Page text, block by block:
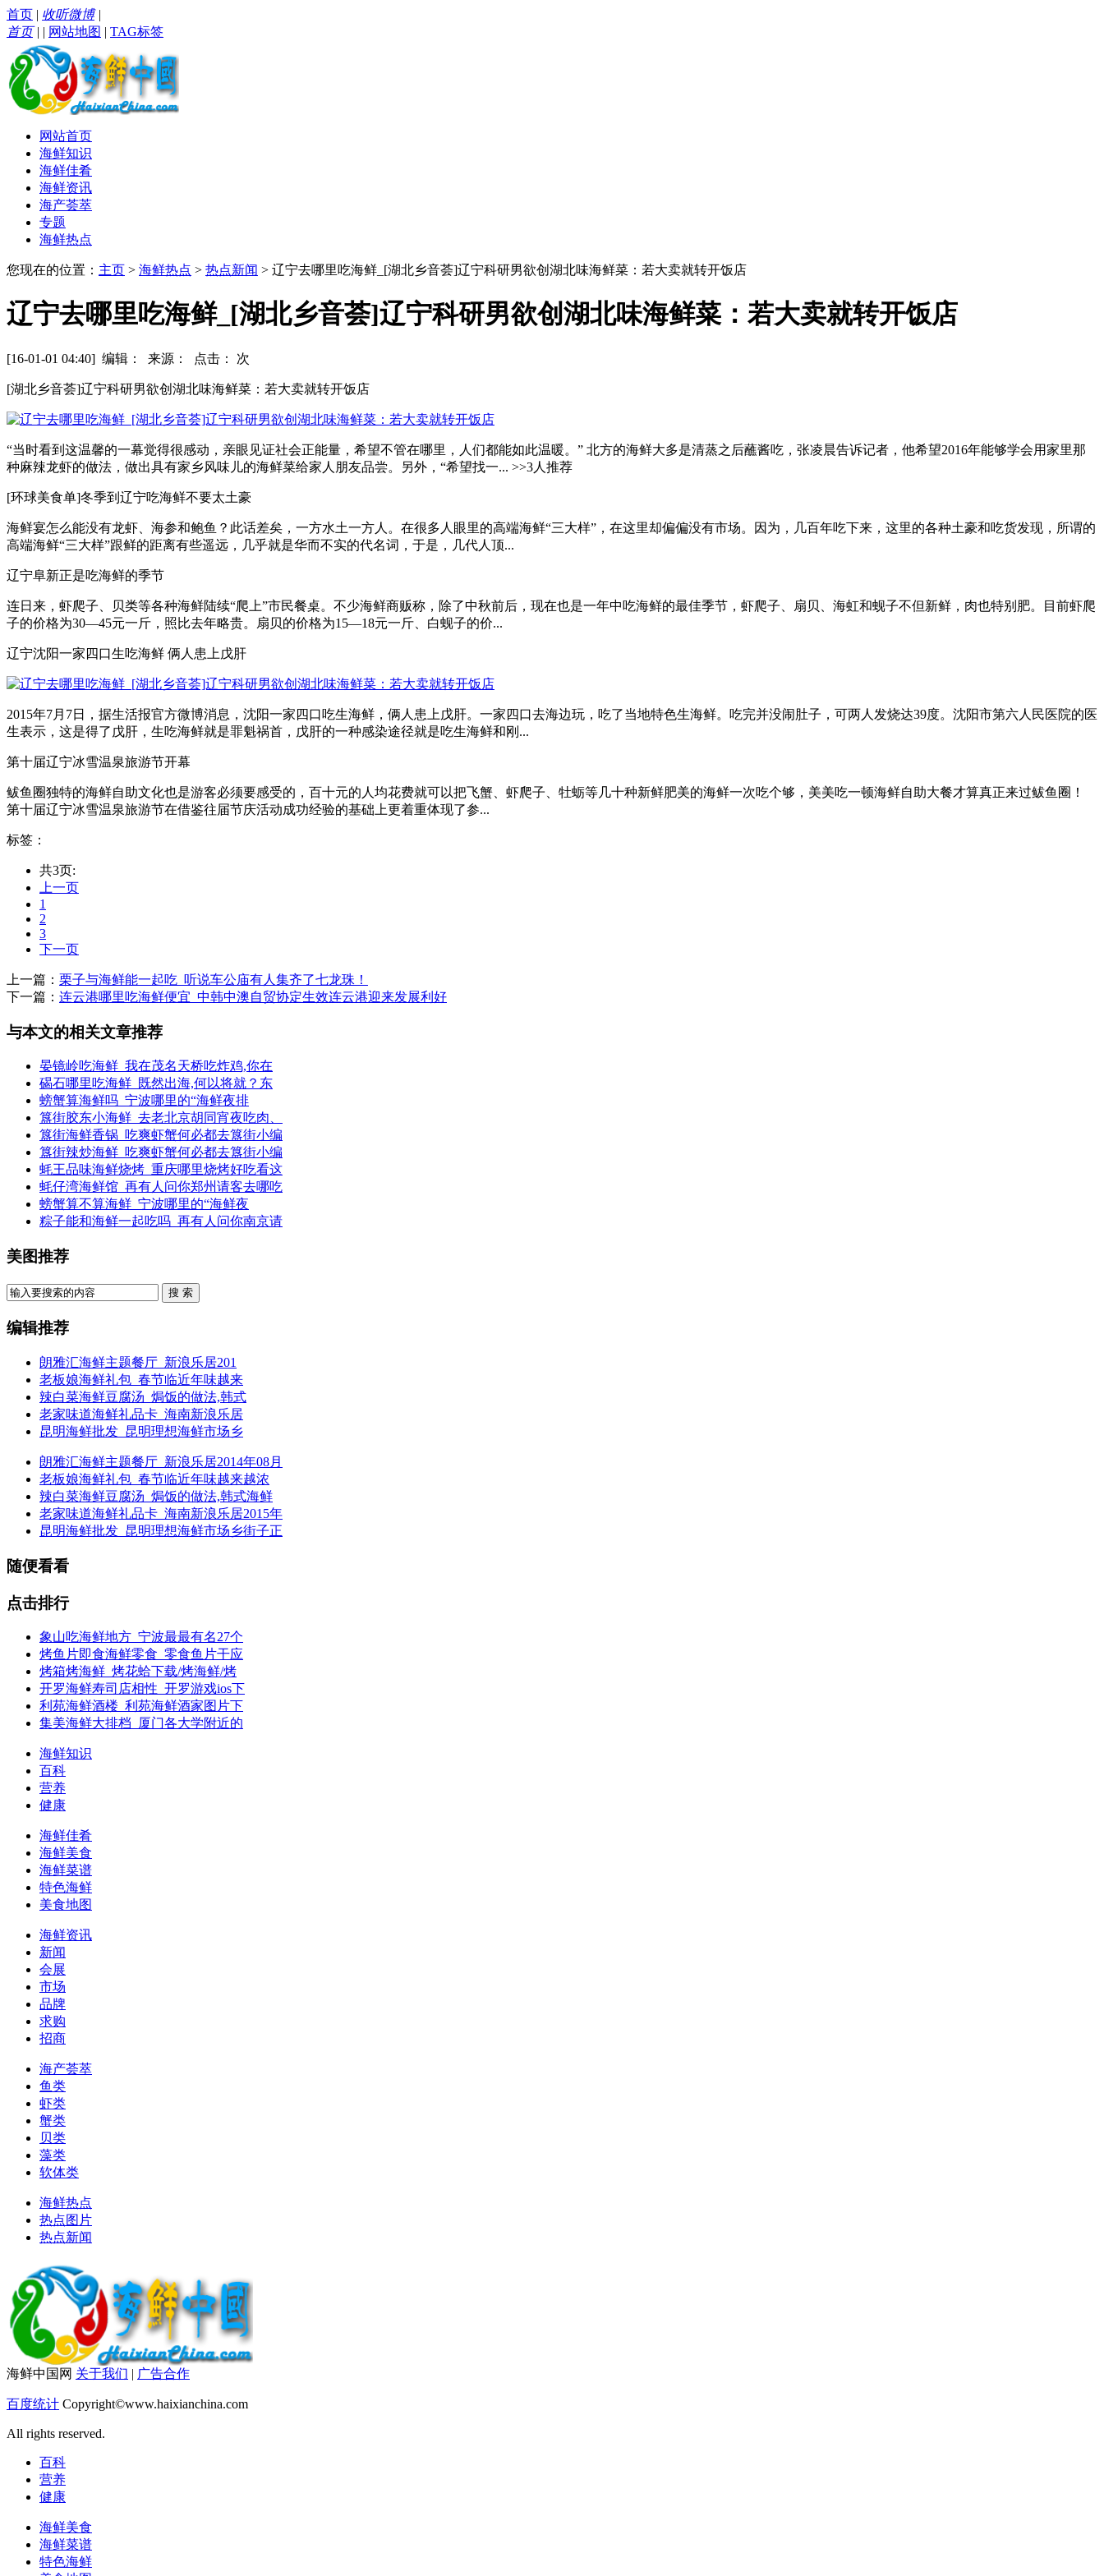
首页 | 收听微博|
首页| | 网站地图 | TAG标签
网站首页
海鲜知识
海鲜佳肴
海鲜资讯
海产荟萃
专题
海鲜热点
您现在的位置： 主页 > 海鲜热点 > 热点新闻 > 辽宁去哪里吃海鲜_[湖北乡音荟]辽宁科研男欲创湖北味海鲜菜：若大卖就转开饭店
辽宁去哪里吃海鲜_[湖北乡音荟]辽宁科研男欲创湖北味海鲜菜：若大卖就转开饭店
[16-01-01 04:40] 编辑： 来源： 点击： 次
[湖北乡音荟]辽宁科研男欲创湖北味海鲜菜：若大卖就转开饭店
“当时看到这温馨的一幕觉得很感动，亲眼见证社会正能量，希望不管在哪里，人们都能如此温暖。” 北方的海鲜大多是清蒸之后蘸酱吃，张凌晨告诉记者，他希望2016年能够学会用家里那
种麻辣龙虾的做法，做出具有家乡风味儿的海鲜菜给家人朋友品尝。另外，“希望找一... >>3人推荐
[环球美食单]冬季到辽宁吃海鲜不要太土豪
海鲜宴怎么能没有龙虾、海参和鲍鱼？此话差矣，一方水土一方人。在很多人眼里的高端海鲜“三大样”，在这里却偏偏没有市场。因为，几百年吃下来，这里的各种土豪和吃货发现，所谓的
高端海鲜“三大样”跟鲜的距离有些遥远，几乎就是华而不实的代名词，于是，几代人顶...
辽宁阜新正是吃海鲜的季节
连日来，虾爬子、贝类等各种海鲜陆续“爬上”市民餐桌。不少海鲜商贩称，除了中秋前后，现在也是一年中吃海鲜的最佳季节，虾爬子、扇贝、海虹和蚬子不但新鲜，肉也特别肥。目前虾爬
子的价格为30—45元一斤，照比去年略贵。扇贝的价格为15—18元一斤、白蚬子的价...
辽宁沈阳一家四口生吃海鲜 俩人患上戊肝
2015年7月7日，据生活报官方微博消息，沈阳一家四口吃生海鲜，俩人患上戊肝。一家四口去海边玩，吃了当地特色生海鲜。吃完并没闹肚子，可两人发烧达39度。沈阳市第六人民医院的医
生表示，这是得了戊肝，生吃海鲜就是罪魁祸首，戊肝的一种感染途径就是吃生海鲜和刚...
第十届辽宁冰雪温泉旅游节开幕
鲅鱼圈独特的海鲜自助文化也是游客必须要感受的，百十元的人均花费就可以把飞蟹、虾爬子、牡蛎等几十种新鲜肥美的海鲜一次吃个够，美美吃一顿海鲜自助大餐才算真正来过鲅鱼圈！
第十届辽宁冰雪温泉旅游节在借鉴往届节庆活动成功经验的基础上更着重体现了参...
标签：
共3页:
上一页
1
2
3
下一页
上一篇： 栗子与海鲜能一起吃_听说车公庙有人集齐了七龙珠！
下一篇： 连云港哪里吃海鲜便宜_中韩中澳自贸协定生效连云港迎来发展利好
与本文的相关文章推荐
晏镜岭吃海鲜_我在茂名天桥吃炸鸡,你在
碣石哪里吃海鲜_既然出海,何以将就？东
螃蟹算海鲜吗_宁波哪里的“海鲜夜排
簋街胶东小海鲜_去老北京胡同宵夜吃肉、
簋街海鲜香锅_吃爽虾蟹何必都去簋街小编
簋街辣炒海鲜_吃爽虾蟹何必都去簋街小编
蚝王品味海鲜烧烤_重庆哪里烧烤好吃看这
蚝仔湾海鲜馆_再有人问你郑州请客去哪吃
螃蟹算不算海鲜_宁波哪里的“海鲜夜
粽子能和海鲜一起吃吗_再有人问你南京请
美图推荐
搜 索
编辑推荐
朗雅汇海鲜主题餐厅_新浪乐居201
老板娘海鲜礼包_春节临近年味越来
辣白菜海鲜豆腐汤_焗饭的做法,韩式
老家味道海鲜礼品卡_海南新浪乐居
昆明海鲜批发_昆明理想海鲜市场乡
朗雅汇海鲜主题餐厅_新浪乐居2014年08月
老板娘海鲜礼包_春节临近年味越来越浓
辣白菜海鲜豆腐汤_焗饭的做法,韩式海鲜
老家味道海鲜礼品卡_海南新浪乐居2015年
昆明海鲜批发_昆明理想海鲜市场乡街子正
随便看看
点击排行
象山吃海鲜地方_宁波最最有名27个
烤鱼片即食海鲜零食_零食鱼片干应
烤箱烤海鲜_烤花蛤下载/烤海鲜/烤
开罗海鲜寿司店相性_开罗游戏ios下
利苑海鲜酒楼_利苑海鲜酒家图片下
集美海鲜大排档_厦门各大学附近的
海鲜知识
百科
营养
健康
海鲜佳肴
海鲜美食
海鲜菜谱
特色海鲜
美食地图
海鲜资讯
新闻
会展
市场
品牌
求购
招商
海产荟萃
鱼类
虾类
蟹类
贝类
藻类
软体类
海鲜热点
热点图片
热点新闻
海鲜中国网 关于我们 | 广告合作
百度统计 Copyright©www.haixianchina.com
All rights reserved.
百科
营养
健康
海鲜美食
海鲜菜谱
特色海鲜